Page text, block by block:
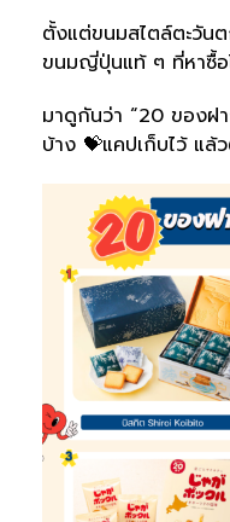
ตั้งแต่ขนมสไตล์ตะวัน
ขนมญี่ปุ่นแท้ ๆ ที่หาซื้อ
มาดูกันว่า “20 ของฝ
บ้าง 💝แคปเก็บไว้ แล้